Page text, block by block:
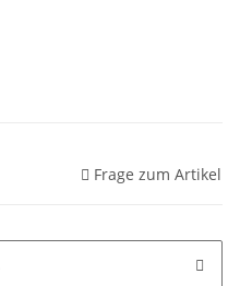
Frage zum Artikel